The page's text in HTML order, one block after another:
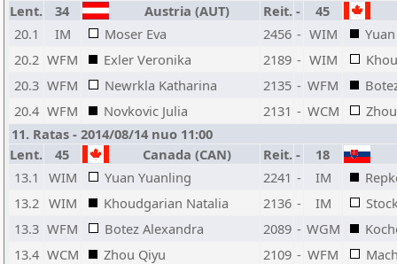
Lent.
34 Austria (AUT) Reit. -
45
20.1
IM Moser Eva 2456 - WIM
20.2 WFM Exler Veronika 2189 - WIM
20.3 WFM Newrkla Katharina 2135 - WFM
20.4 WFM Novkovic Julia 2131 - WCM
11. Ratas - 2014/08/14 nuo 11:00
Lent.
45 Canada (CAN) Reit. -
18
13.1
WIM Yuan Yuanling 2241 - IM
13.2 WIM Khoudgarian Natalia 2136 - IM
13.3 WFM Botez Alexandra 2089 - WGM
13.4 WCM Zhou Qiyu 2109 - WFM